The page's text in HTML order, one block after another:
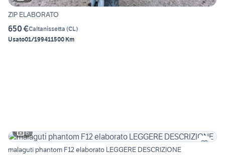
ZIP ELABORATO
650 €Caltanissetta (CL)
Usato01/199411500 Km
6
malaguti phantom F12 elaborato LEGGERE DESCRIZIONE